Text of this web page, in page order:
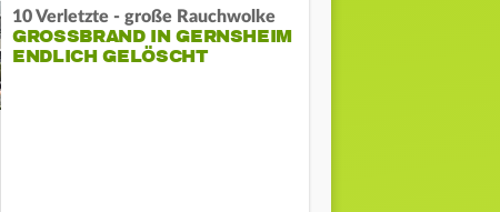
10 Verletzte - große Rauchwolke
GROSSBRAND IN GERNSHEIM E
NDLICH GELÖSCHT